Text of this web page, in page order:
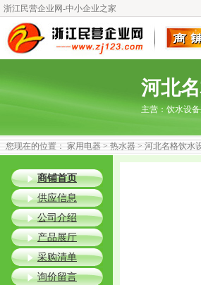
浙江民营企业网-中小企业之家
河北
主营： 饮水设
您现在的位置： 家用电器 > 热水器 > 河北名格饮水
商铺首页
供应信息
公司介绍
产品展厅
采购清单
询价留言